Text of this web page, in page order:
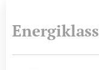
Energiklass